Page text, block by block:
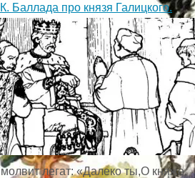
Баллада про князя Галицкого.
легат: «Далеко ты,О княже,